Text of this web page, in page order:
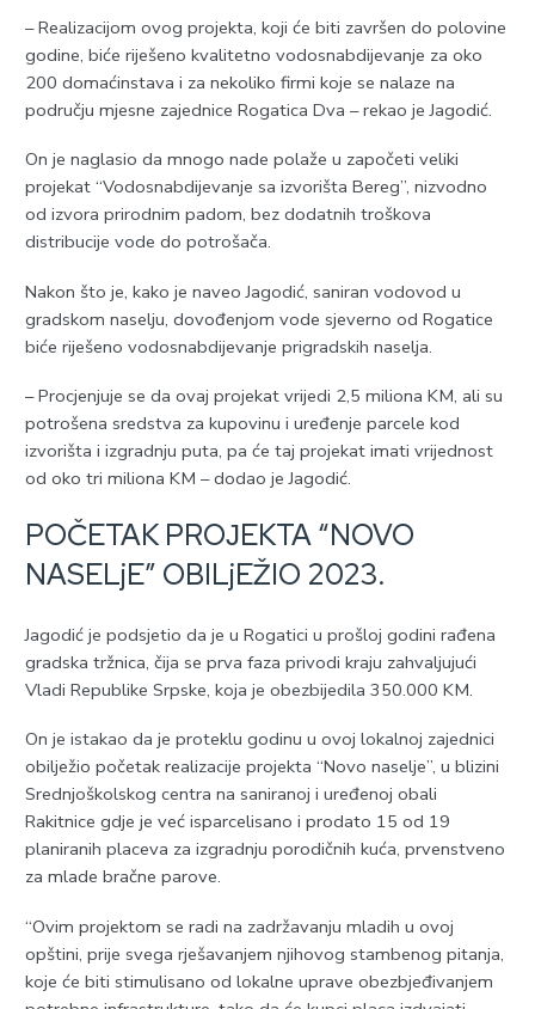
– Realizacijom ovog projekta, koji će biti završen do polovine
godine, biće riješeno kvalitetno vodosnabdijevanje za oko
200 domaćinstava i za nekoliko firmi koje se nalaze na
području mjesne zajednice Rogatica Dva – rekao je Јagodić.
On je naglasio da mnogo nade polaže u započeti veliki
projekat “Vodosnabdijevanje sa izvorišta Bereg”, nizvodno
od izvora prirodnim padom, bez dodatnih troškova
distribucije vode do potrošača.
Nakon što je, kako je naveo Јagodić, saniran vodovod u
gradskom naselju, dovođenjom vode sjeverno od Rogatice
biće riješeno vodosnabdijevanje prigradskih naselja.
– Procjenjuje se da ovaj projekat vrijedi 2,5 miliona KM, ali su
potrošena sredstva za kupovinu i uređenje parcele kod
izvorišta i izgradnju puta, pa će taj projekat imati vrijednost
od oko tri miliona KM – dodao je Јagodić.
POČETAK PROЈEKTA “NOVO
NASELjE” OBILjEŽIO 2023.
Јagodić je podsjetio da je u Rogatici u prošloj godini rađena
gradska tržnica, čija se prva faza privodi kraju zahvaljujući
Vladi Republike Srpske, koja je obezbijedila 350.000 KM.
On je istakao da je proteklu godinu u ovoj lokalnoj zajednici
obilježio početak realizacije projekta “Novo naselje”, u blizini
Srednjoškolskog centra na saniranoj i uređenoj obali
Rakitnice gdje je već isparcelisano i prodato 15 od 19
planiranih placeva za izgradnju porodičnih kuća, prvenstveno
za mlade bračne parove.
“Ovim projektom se radi na zadržavanju mladih u ovoj
opštini, prije svega rješavanjem njihovog stambenog pitanja,
koje će biti stimulisano od lokalne uprave obezbjeđivanjem